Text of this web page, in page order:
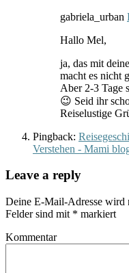
gabriela_urban
Hallo Mel,
ja, das mit
macht es nicht
Aber 2-3 Tage
😉 Seid ihr
Reiselustige
Pingback:
Verstehen - Mami
Leave a reply
Deine E-Mail-Adresse wird
Felder sind mit * markiert
Kommentar